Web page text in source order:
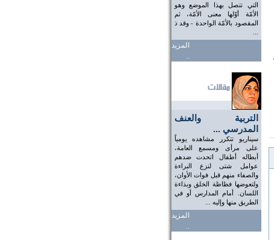
التي تتصل بهذا الموضع وهو
الأمّة أوّلها معنى الأمّة، ثم
المقصود بالأمّة الواحدة - وقد ذ
المزيد
..
التربية والعنف
المدرسي ...
سيناريو تتكرر مشاهده يومياً
على مرأى ومسمع العامة،
أبطاله أطفال اتحدت ضدهم
عوامل شتى لنزع البراءة
والصفاء منهم قبل فوات الأوان،
ولتعوضها فظاظة الخلق وبذاءة
اللسان. أمام المدارس أو في
الطريق منها وإليه ...
المزيد
..